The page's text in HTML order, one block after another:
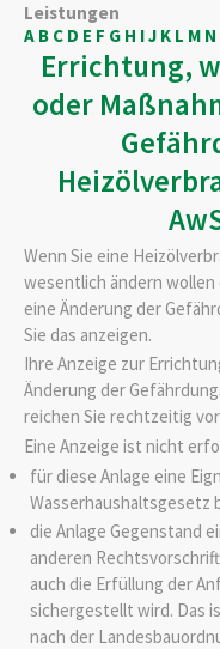
Leistungen
A B C D E F G H IJ K L M N
Errichtung,
oder
Wenn Sie eine
wesentlich ändern
eine Änderung der
Sie das anzeigen.
Ihre Anzeige zur
Änderung der
reichen Sie rechtzeitig
Eine Anzeige ist nicht
für diese Anlage eine
Wasserhaushaltsgesetz
die Anlage Gegenstand
anderen
auch die Erfüllung der
sichergestellt wird. Das
nach der